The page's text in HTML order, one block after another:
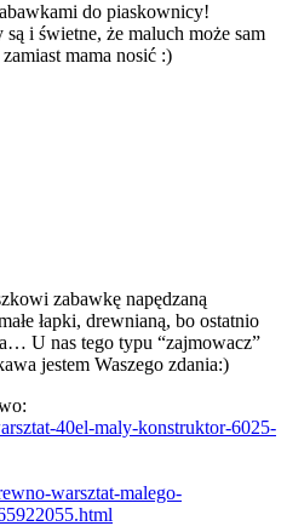
do piaskownicy!
i świetne, że maluch może sam
mama nosić :)
zabawkę napędzaną
łapki, drewnianą, bo ostatnio
U nas tego typu “zajmowacz”
jestem Waszego zdania:)
40el-maly-konstruktor-6025-
warsztat-malego-